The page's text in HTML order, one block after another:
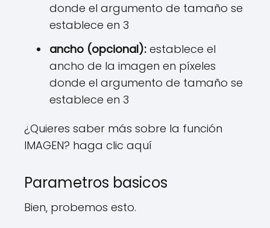
donde el argumento de tamaño se
establece en 3
ancho (opcional): establece el
ancho de la imagen en píxeles
donde el argumento de tamaño se
establece en 3
¿Quieres saber más sobre la función
IMAGEN? haga clic aquí
Parametros basicos
Bien, probemos esto.